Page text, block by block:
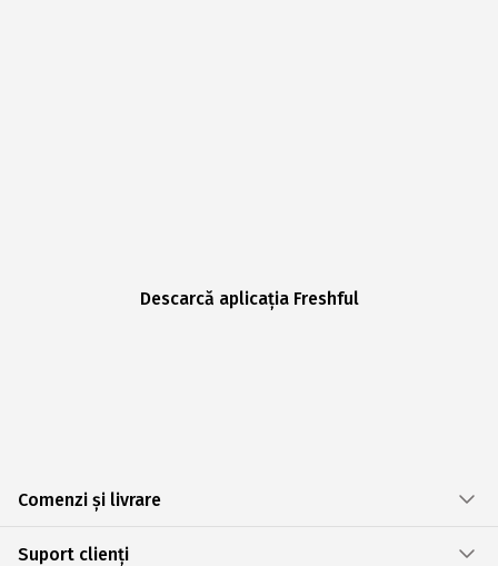
Descarcă aplicația Freshful
Comenzi și livrare
Suport clienți